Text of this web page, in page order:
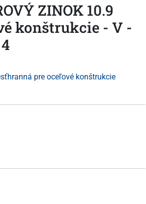
ZINOK 10.9
konštrukcie - V -
pre oceľové konštrukcie